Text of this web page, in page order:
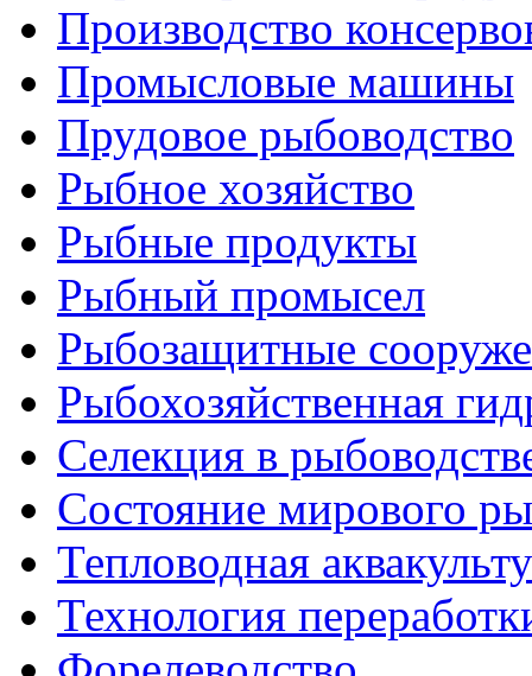
Производство
Промысловые машины
Прудовое рыбоводство
Рыбное хозяйство
Рыбные продукты
Рыбный промысел
Рыбозащитные
Рыбохозяйственная
Селекция в
Состояние мирового
Тепловодная
Технология